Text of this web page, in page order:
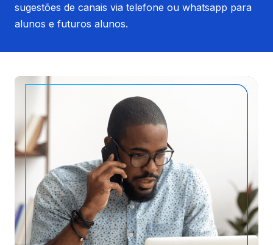
sugestões de canais via telefone ou whatsapp para
alunos e futuros alunos.